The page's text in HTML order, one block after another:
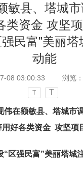
敏县、塔城
类资金 攻坚
强民富”美丽
动能
08 03:00:33 浏览：
T T
伟在额敏县、塔城市
用好各类资金 攻坚项
“区强民富”美丽塔城